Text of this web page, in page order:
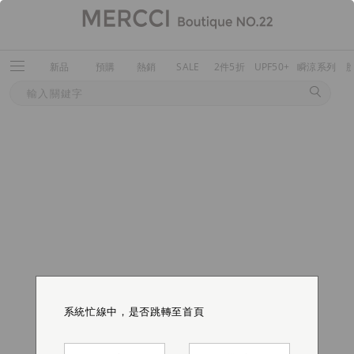
新品 預購 熱銷 SALE 2件5折 UPF50+ 瞬涼系列
系統忙線中，是否跳轉至首頁
系統忙線中，是否跳轉至首頁
系統忙線中，是否跳轉至首頁
系統忙線中，是否跳轉至首頁
系統忙線中，是否跳轉至首頁